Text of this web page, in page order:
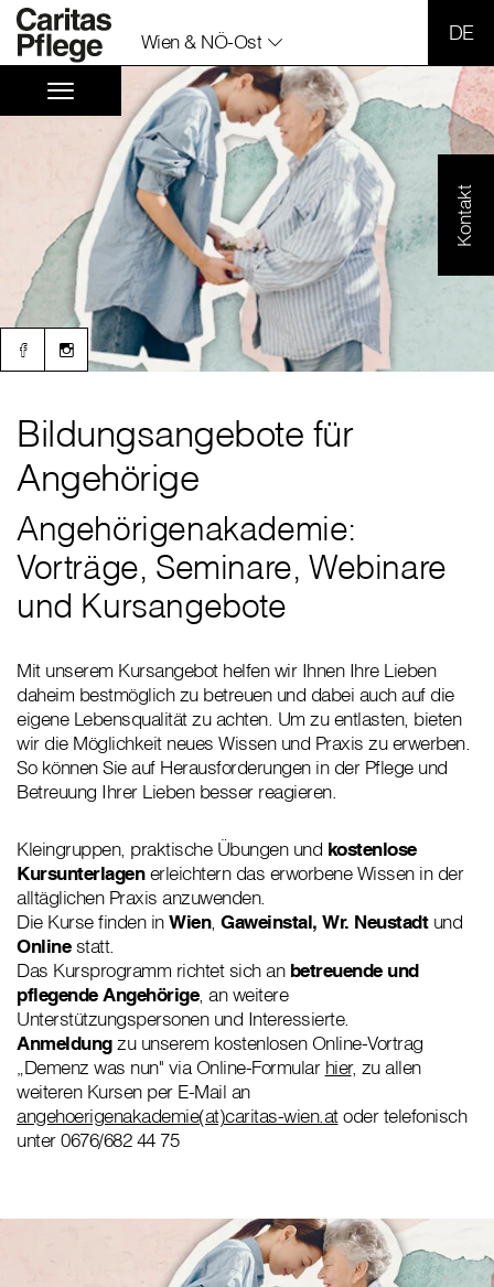
Wien & NÖ-Ost
Kontakt
Bildungsangebote für
Angehörige
Angehörigenakademie:
Vorträge, Seminare, Webinare
und Kursangebote
Mit unserem Kursangebot helfen wir Ihnen Ihre Lieben
daheim bestmöglich zu betreuen und dabei auch auf die
eigene Lebensqualität zu achten. Um zu entlasten, bieten
wir die Möglichkeit neues Wissen und Praxis zu erwerben.
So können Sie auf Herausforderungen in der Pflege und
Betreuung Ihrer Lieben besser reagieren.
Kleingruppen, praktische Übungen und kostenlose
Kursunterlagenerleichtern das erworbene Wissen in der
alltäglichen Praxis anzuwenden.
Die Kurse finden inWien, Gaweinstal, Wr. Neustadtund
Onlinestatt.
Das Kursprogramm richtet sich an betreuende und
pflegende Angehörige, an weitere
Unterstützungspersonen und Interessierte.
Anmeldungzu unserem kostenlosen Online-Vortrag
„Demenz was nun" via Online-Formular hier, zu allen
weiteren Kursen per E-Mail an
angehoerigenakademie(at)caritas-wien.atoder telefonisch
unter 0676/682 44 75